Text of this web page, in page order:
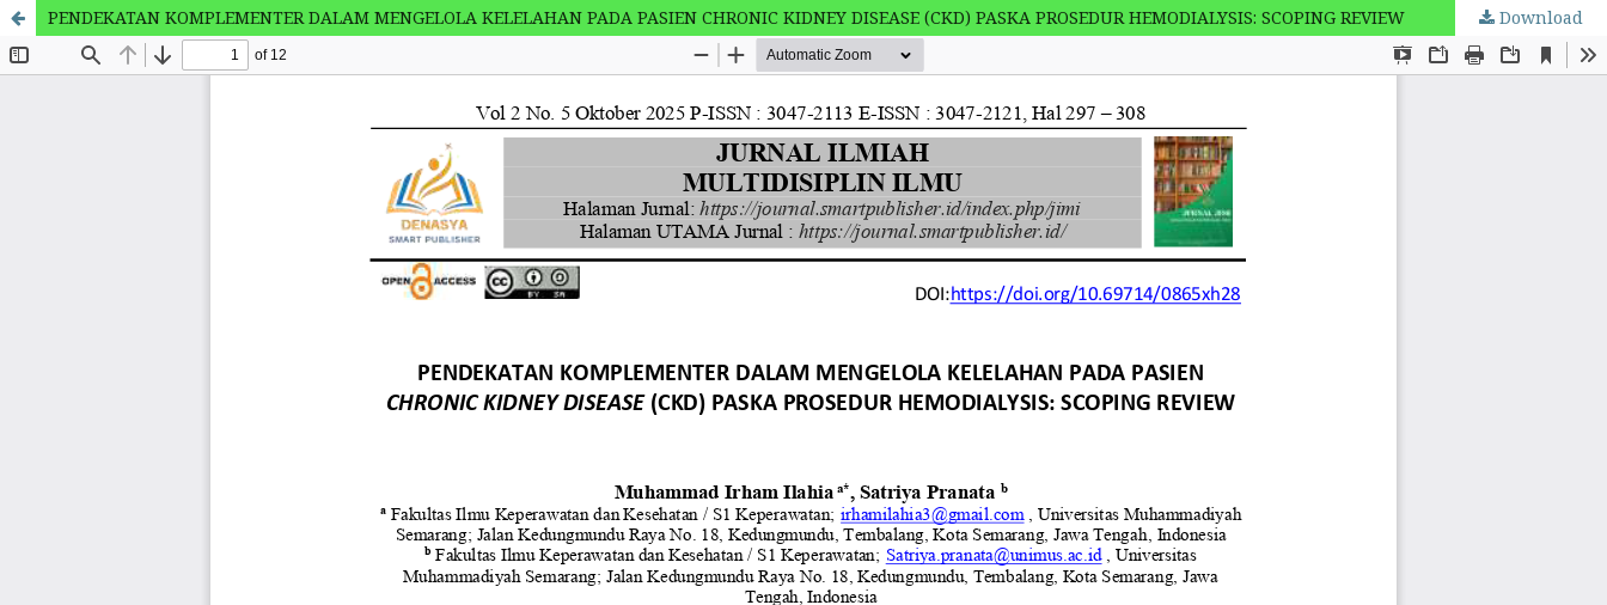
PENDEKATAN KOMPLEMENTER DALAM MENGELOLA KELELAHAN PADA PASIEN CHRONIC KIDNEY DISEASE (CKD) PASKA PROSEDUR HEMODIALYSIS: SCOPING REVIEW Download